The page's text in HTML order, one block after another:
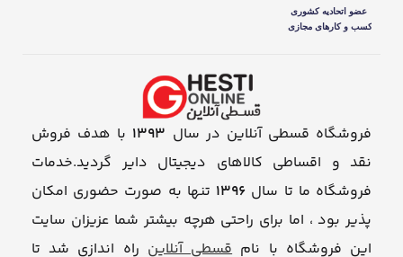
فروشگاه قسطی آنلاین در سال 1393 با هدف فروش
نقد و اقساطی کالاهای دیجیتال دایر گردید.خدمات
فروشگاه ما تا سال 1396 تنها به صورت حضوری امکان
پذیر بود ، اما برای راحتی هرچه بیشتر شما عزیزان سایت
این فروشگاه با نامقسطی آنلاین راه اندازی شد تا